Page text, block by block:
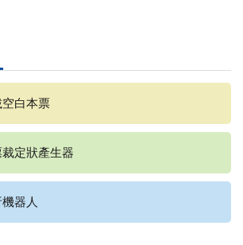
白本票
定狀產生器
器人